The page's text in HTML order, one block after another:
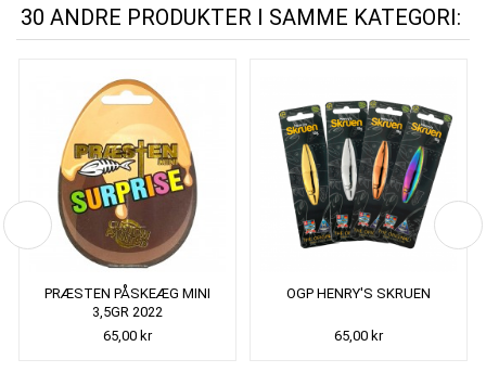
30 ANDRE PRODUKTER I SAMME KATEGORI:
PRÆSTEN PÅSKEÆG MINI
3,5GR 2022
65,00 kr
OGP HENRY'S SKRUEN
65,00 kr